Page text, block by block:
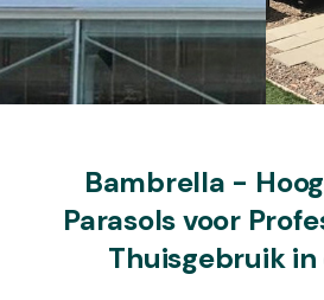
Bambrella -
Parasols voor
Thuisgebruik in